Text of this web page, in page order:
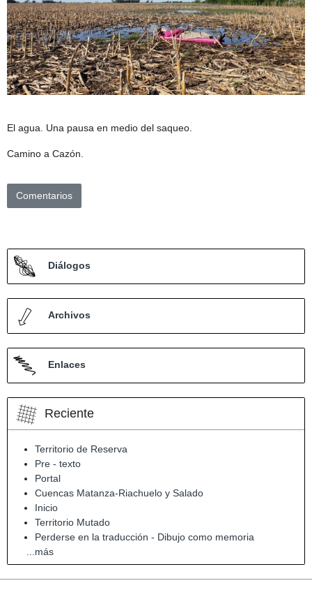
El agua. Una pausa en medio del saqueo.
Camino a Cazón.
Comentarios
Diálogos
Archivos
Enlaces
Reciente
Territorio de Reserva
Pre - texto
Portal
Cuencas Matanza-Riachuelo y Salado
Inicio
Territorio Mutado
Perderse en la traducción - Dibujo como memoria
...más